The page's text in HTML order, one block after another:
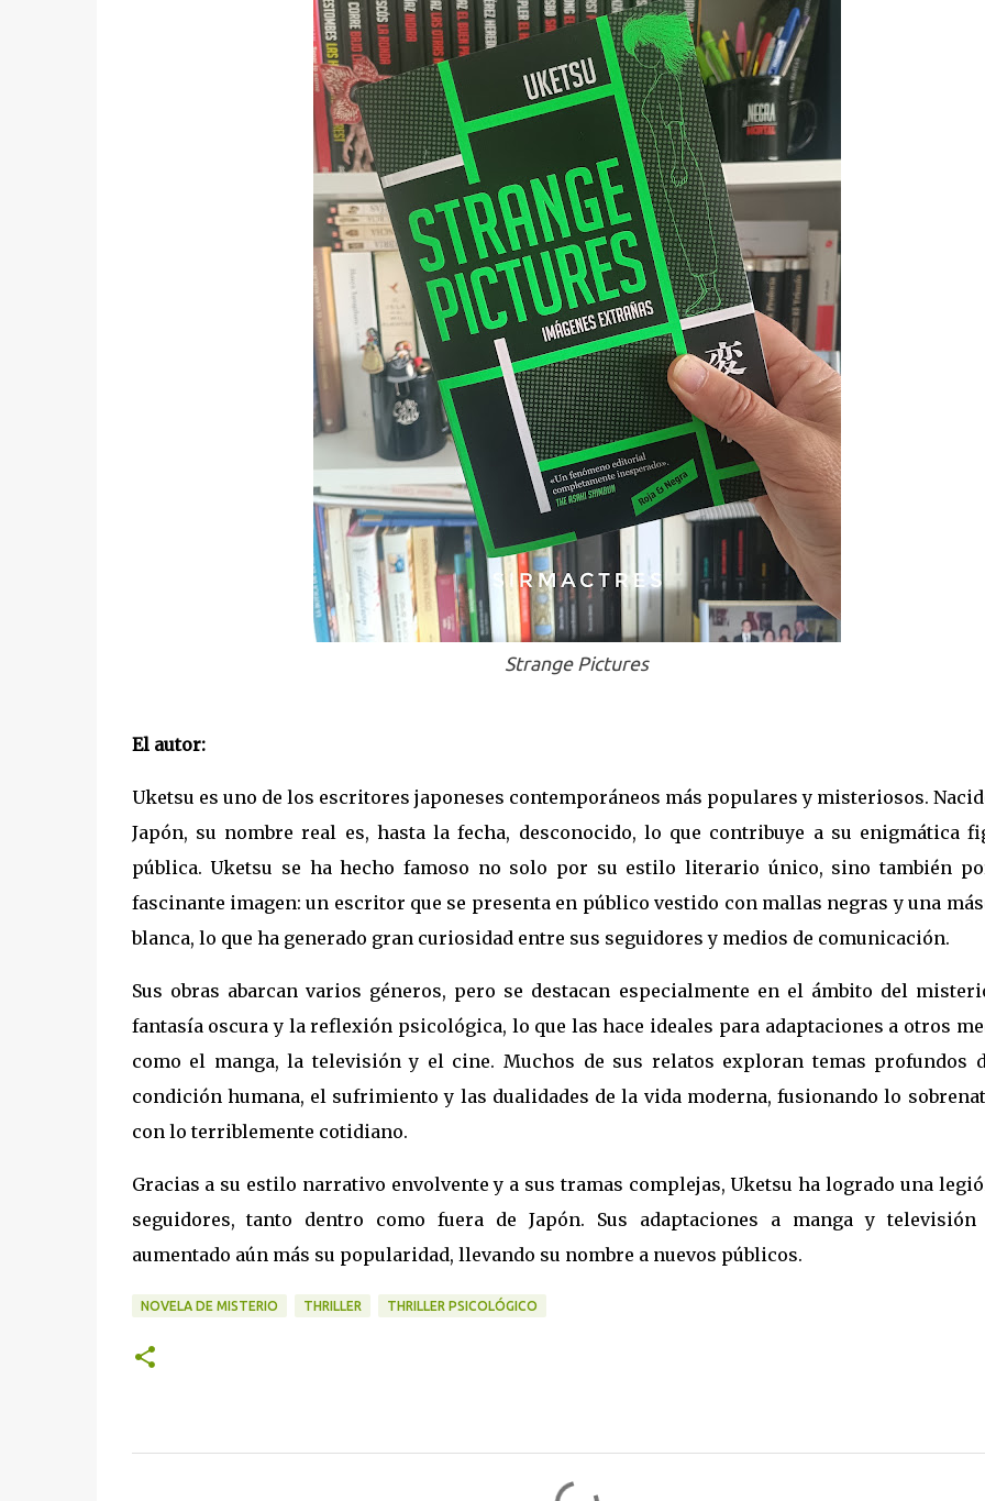
Strange Pictures
El autor:
Uketsu es uno de los escritores japoneses contemporáneos más populares y misteriosos.
Japón, su nombre real es, hasta la fecha, desconocido, lo que contribuye a su enigmática
pública. Uketsu se ha hecho famoso no solo por su estilo literario único, sino también
fascinante imagen: un escritor que se presenta en público vestido con mallas negras y una
blanca, lo que ha generado gran curiosidad entre sus seguidores y medios de comunicación.
Sus obras abarcan varios géneros, pero se destacan especialmente en el ámbito del
fantasía oscura y la reflexión psicológica, lo que las hace ideales para adaptaciones a otros
como el manga, la televisión y el cine. Muchos de sus relatos exploran temas profundos
condición humana, el sufrimiento y las dualidades de la vida moderna, fusionando lo
con lo terriblemente cotidiano.
Gracias a su estilo narrativo envolvente y a sus tramas complejas, Uketsu ha logrado una
seguidores, tanto dentro como fuera de Japón. Sus adaptaciones a manga y televisión
aumentado aún más su popularidad, llevando su nombre a nuevos públicos.
NOVELA DE MISTERIO THRILLER THRILLER PSICOLÓGICO